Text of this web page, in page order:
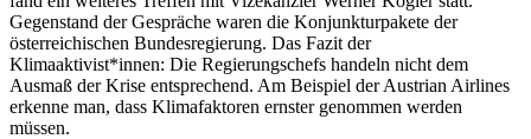
Gegenstand der Gespräche waren die Konjunkturpakete der
österreichischen Bundesregierung. Das Fazit der
Klimaaktivist*innen: Die Regierungschefs handeln nicht dem
Ausmaß der Krise entsprechend. Am Beispiel der Austrian Airlines
erkenne man, dass Klimafaktoren ernster genommen werden
müssen.